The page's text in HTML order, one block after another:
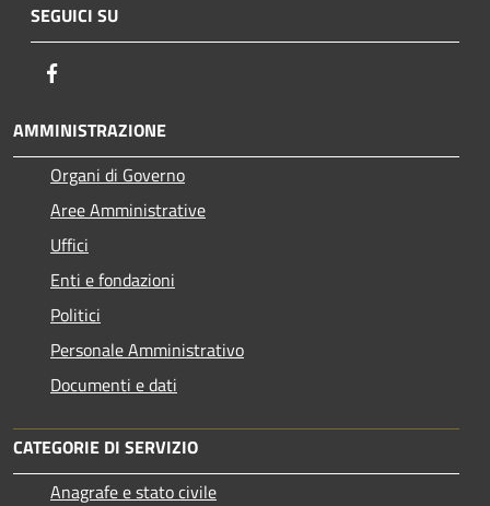
SEGUICI SU
AMMINISTRAZIONE
Organi di Governo
Aree Amministrative
Uffici
Enti e fondazioni
Politici
Personale Amministrativo
Documenti e dati
CATEGORIE DI SERVIZIO
Anagrafe e stato civile